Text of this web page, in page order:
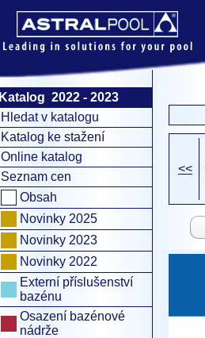
Katalog 2022 - 2023
Hledat v katalogu
Katalog ke stažení
Online katalog
Seznam cen
Obsah
Novinky 2025
Novinky 2023
Novinky 2022
Externí příslušenství
bazénu
Osazení bazénové
nádrže
<<